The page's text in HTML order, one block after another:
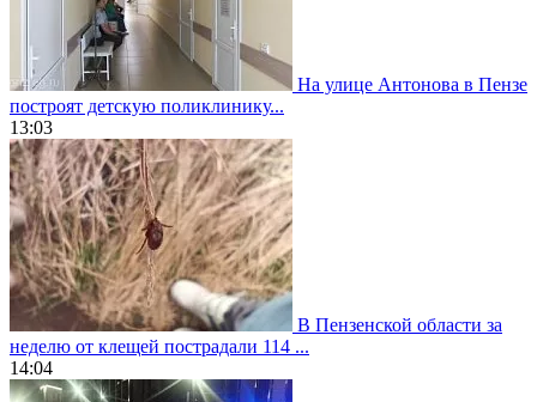
На улице Антонова в Пензе
построят детскую поликлинику...
13:03
В Пензенской области за
неделю от клещей пострадали 114 ...
14:04